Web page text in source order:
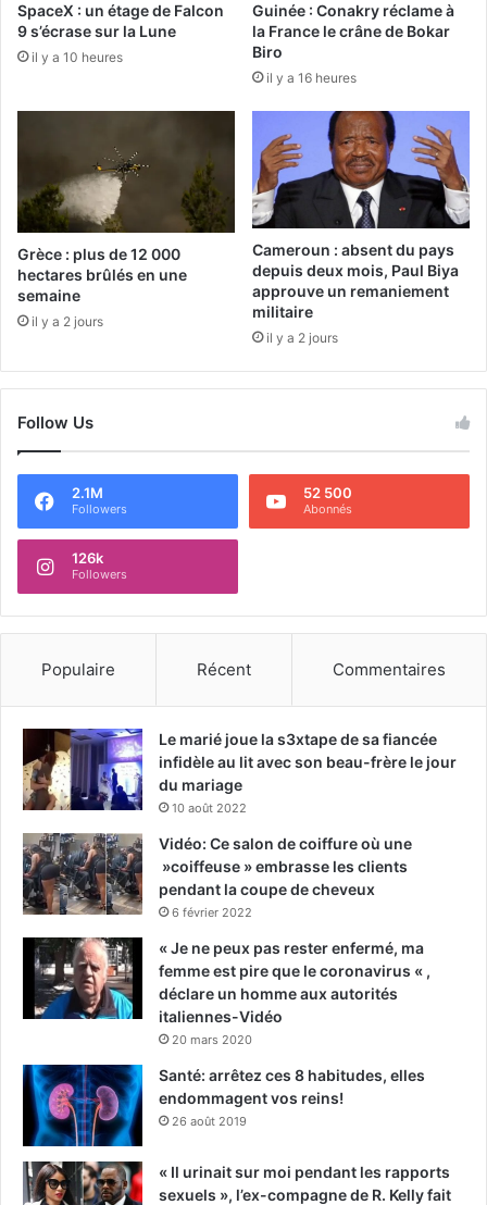
SpaceX : un étage de Falcon
9 s’écrase sur la Lune
il y a 10 heures
Guinée : Conakry réclame à
la France le crâne de Bokar
Biro
il y a 16 heures
Grèce : plus de 12 000
hectares brûlés en une
semaine
il y a 2 jours
Cameroun : absent du pays
depuis deux mois, Paul Biya
approuve un remaniement
militaire
il y a 2 jours
Follow Us
2.1M
Followers
52 500
Abonnés
126k
Followers
Populaire Récent Commentaires
Le marié joue la s3xtape de sa fiancée
infidèle au lit avec son beau-frère le jour
du mariage
10 août 2022
Vidéo: Ce salon de coiffure où une
»coiffeuse » embrasse les clients
pendant la coupe de cheveux
6 février 2022
« Je ne peux pas rester enfermé, ma
femme est pire que le coronavirus « ,
déclare un homme aux autorités
italiennes-Vidéo
20 mars 2020
Santé: arrêtez ces 8 habitudes, elles
endommagent vos reins!
26 août 2019
« Il urinait sur moi pendant les rapports
sexuels », l’ex-compagne de R. Kelly fait